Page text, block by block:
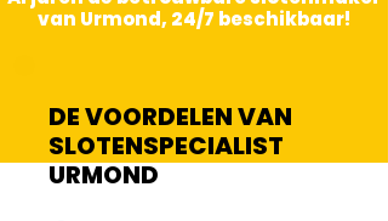
van Urmond, 24/7 beschikbaar!
DE VOORDELEN VAN
SLOTENSPECIALIST
URMOND